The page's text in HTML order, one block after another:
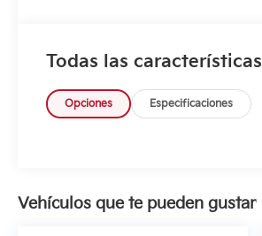
Todas las características
Opciones Especificaciones
Vehículos que te pueden gustar